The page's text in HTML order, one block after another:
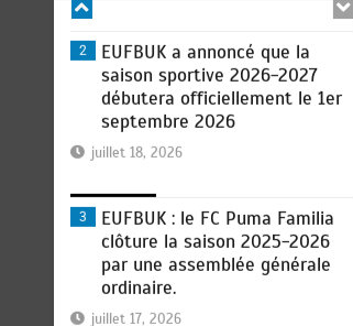
2
EUFBUK a annoncé que la
saison sportive 2026-2027
débutera officiellement le 1er
septembre 2026
juillet 18, 2026
3
EUFBUK : le FC Puma Familia
clôture la saison 2025-2026
par une assemblée générale
ordinaire.
juillet 17, 2026
perle, un talent hors-